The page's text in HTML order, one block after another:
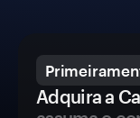
Adquira a